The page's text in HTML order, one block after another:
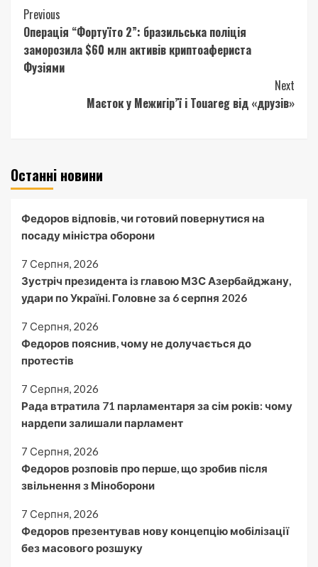
Continue
Reading
Previous
Операція “Фортуїто 2”: бразильська поліція
заморозила $60 млн активів криптоафериста
Фузіями
Next
Маєток у Межигір’ї і Touareg від «друзів»
Останні новини
Федоров відповів, чи готовий повернутися на
посаду міністра оборони
7 Серпня, 2026
Зустріч президента із главою МЗС Азербайджану,
удари по Україні. Головне за 6 серпня 2026
7 Серпня, 2026
Федоров пояснив, чому не долучається до
протестів
7 Серпня, 2026
Рада втратила 71 парламентаря за сім років: чому
нардепи залишали парламент
7 Серпня, 2026
Федоров розповів про перше, що зробив після
звільнення з Міноборони
7 Серпня, 2026
Федоров презентував нову концепцію мобілізації
без масового розшуку